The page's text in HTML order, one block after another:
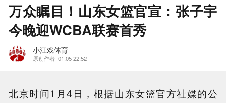
万众瞩目！山东女篮官宣：张子宇
今晚迎WCBA联赛首秀
小江戏体育
原创作者 01.05 22:52
北京时间1月4日，根据山东女篮官方社媒的公